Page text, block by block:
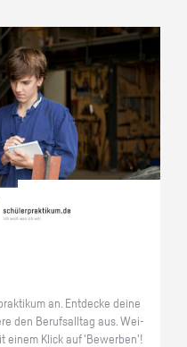
an. Ent­de­cke deine
den Be­rufs­all­tag aus. Wei­
einem Klick auf 'Be­wer­ben'!